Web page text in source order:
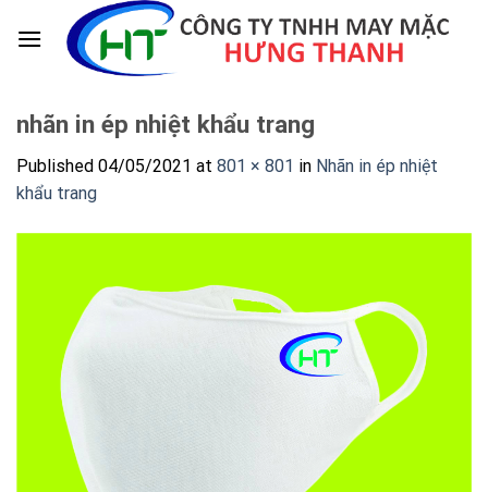
nhãn in ép nhiệt khẩu trang
Published 04/05/2021 at 801 × 801 in Nhãn in ép nhiệt
khẩu trang